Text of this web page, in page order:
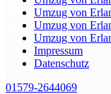
Umzug von
Umzug von
Umzug von
Impressum
Datenschutz
01579-2644069